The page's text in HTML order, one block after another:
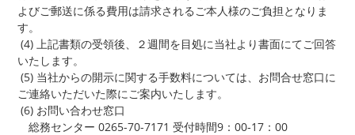
よびご郵送に係る費用は請求されるご本人様のご負担となりま
す。
(4) 上記書類の受領後、２週間を目処に当社より書面にてご回答
いたします。
(5) 当社からの開示に関する手数料については、お問合せ窓口に
ご連絡いただいた際にご案内いたします。
(6) お問い合わせ窓口
総務センター 0265-70-7171 受付時間9：00‐17：00